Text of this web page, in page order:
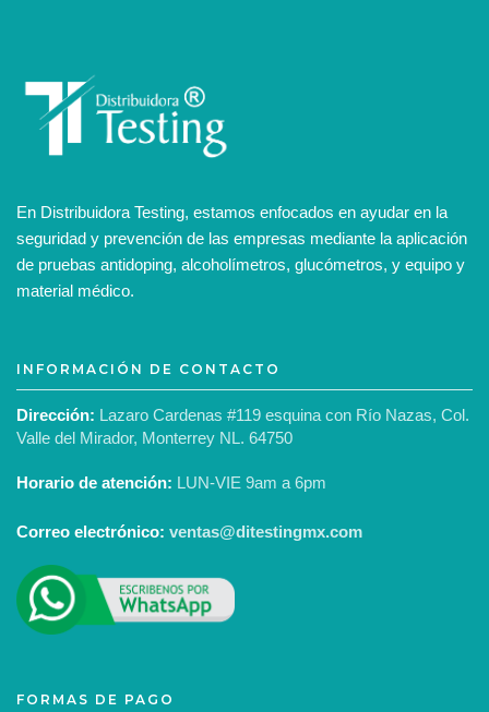
En Distribuidora Testing, estamos enfocados en ayudar en la
seguridad y prevención de las empresas mediante la aplicación
de pruebas antidoping, alcoholímetros, glucómetros, y equipo y
material médico.
INFORMACIÓN DE CONTACTO
Dirección: Lazaro Cardenas #119 esquina con Río Nazas, Col.
Valle del Mirador, Monterrey NL. 64750
Horario de atención: LUN-VIE 9am a 6pm
Correo electrónico: ventas@ditestingmx.com
FORMAS DE PAGO